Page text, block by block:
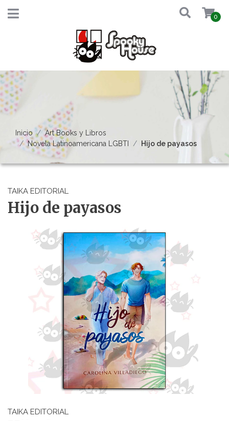
0
Inicio
Art Books y Libros
Novela Latinoamericana LGBTI
Hijo de payasos
TAIKA EDITORIAL
Hijo de payasos
TAIKA EDITORIAL